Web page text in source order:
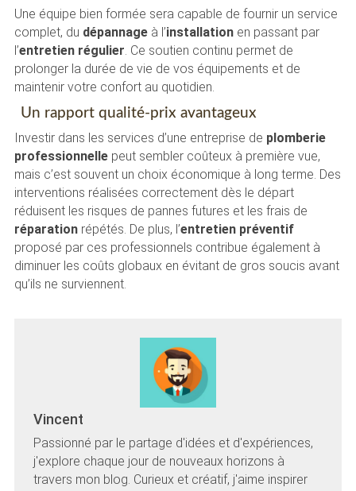
Une équipe bien formée sera capable de fournir un service
complet, du dépannageà l’installationen passant par
l’entretien régulier. Ce soutien continu permet de
prolonger la durée de vie de vos équipements et de
maintenir votre confort au quotidien.
Un rapport qualité-prix avantageux
Investir dans les services d’une entreprise de plomberie
professionnellepeut sembler coûteux à première vue,
mais c’est souvent un choix économique à long terme. Des
interventions réalisées correctement dès le départ
réduisent les risques de pannes futures et les frais de
réparationrépétés. De plus, l’entretien préventif
proposé par ces professionnels contribue également à
diminuer les coûts globaux en évitant de gros soucis avant
qu’ils ne surviennent.
Vincent
Passionné par le partage d'idées et d'expériences,
j'explore chaque jour de nouveaux horizons à
travers mon blog. Curieux et créatif, j'aime inspirer